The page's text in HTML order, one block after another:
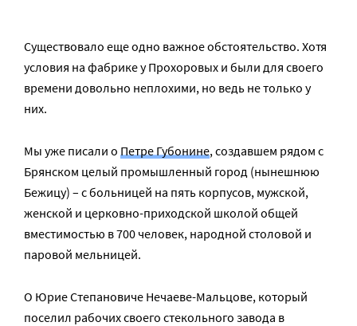
Существовало еще одно важное обстоятельство. Хотя
условия на фабрике у Прохоровых и были для своего
времени довольно неплохими, но ведь не только у
них.
Мы уже писали о Петре Губонине, создавшем рядом с
Брянском целый промышленный город (нынешнюю
Бежицу) – с больницей на пять корпусов, мужской,
женской и церковно-приходской школой общей
вместимостью в 700 человек, народной столовой и
паровой мельницей.
О Юрие Степановиче Нечаеве-Мальцове, который
поселил рабочих своего стекольного завода в